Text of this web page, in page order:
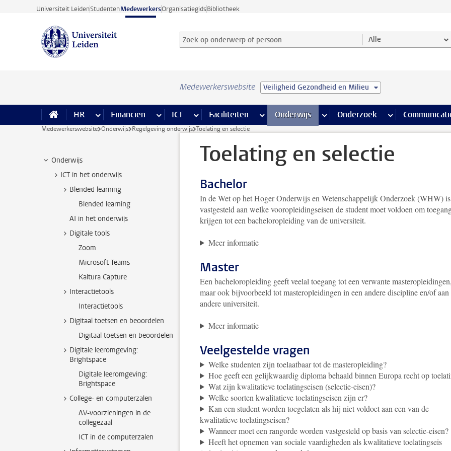
Ga direct naar de inhoud
Universiteit LeidenStudentenMedewerkersOrganisatiegidsBibliotheek
Zoek op onderwerp of persoon en selecteer categorie
Zoekterm Alle
Medewerkerswebsite Veiligheid Gezondheid en Milieu
HR meer HR pagina’s
Financiën meer Financiën pagina’s
ICT meer ICT pagina’s
Faciliteiten meer Faciliteiten pagina’s
Onderwijs meer Onderwijs pagina’s
Onderzoek meer Onderzoek
Medewerkerswebsite Onderwijs Regelgeving onderwijs Toelating en selectie
Onderwijs
ICT in het onderwijs
Blended learning
Blended learning
AI in het onderwijs
Digitale tools
Zoom
Microsoft Teams
Kaltura Capture
Interactietools
Interactietools
Digitaal toetsen en beoordelen
Digitaal toetsen en beoordelen
Digitale leeromgeving:
Brightspace
Digitale leeromgeving:
Brightspace
College- en computerzalen
AV-voorzieningen in de
collegezaal
ICT in de computerzalen
Toelating en selectie
Bachelor
In de Wet op het Hoger Onderwijs en Wetenschappelijk Onderzoek (WHW) is
vastgesteld aan welke vooropleidingseisen de student moet voldoen om
krijgen tot een bacheloropleiding van de universiteit.
Meer informatie
Master
Een bacheloropleiding geeft veelal toegang tot een verwante masteropleidingen,
maar ook bijvoorbeeld tot masteropleidingen in een andere discipline en/of aan
andere universiteit.
Meer informatie
Veelgestelde vragen
Welke studenten zijn toelaatbaar tot de masteropleiding?
Hoe geeft een gelijkwaardig diploma behaald binnen Europa recht op
Wat zijn kwalitatieve toelatingseisen (selectie-eisen)?
Welke soorten kwalitatieve toelatingseisen zijn er?
Kan een student worden toegelaten als hij niet voldoet aan een van de
kwalitatieve toelatingseisen?
Wanneer moet een rangorde worden vastgesteld op basis van selectie-eisen?
Heeft het opnemen van sociale vaardigheden als kwalitatieve toelatingseis